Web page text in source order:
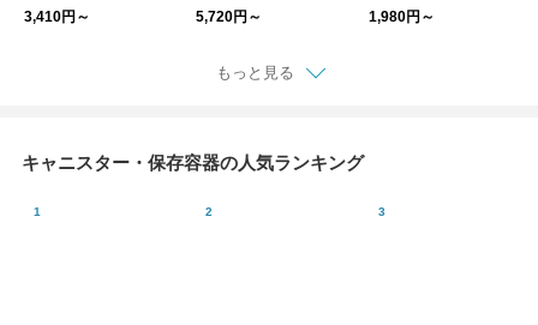
3,410円～
5,720円～
1,980円～
もっと見る
キャニスター・保存容器の人気ランキング